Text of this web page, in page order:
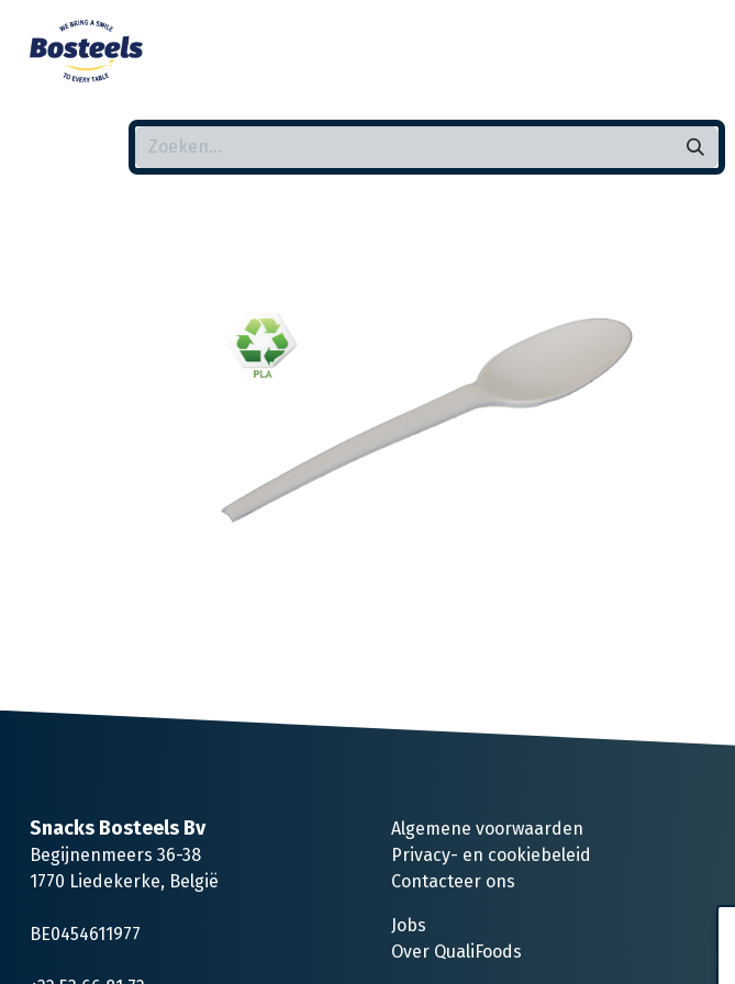
Snacks Bosteels Bv
Begijnenmeers 36-38
1770 Liedekerke, België
BE0454611977
Algemene voorwaarden
Privacy- en cookiebeleid
Contacteer ons
Jobs
Over QualiFoods